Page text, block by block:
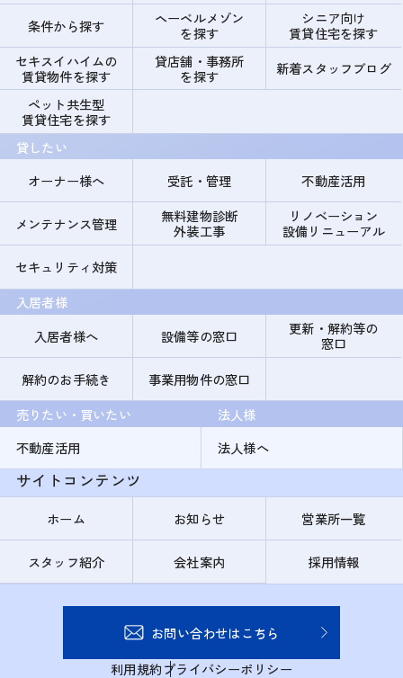
条件から探す
ヘーベルメゾン
を探す
シニア向け
賃貸住宅を探す
セキスイハイムの
賃貸物件を探す
貸店舗・事務所
を探す
新着スタッフブログ
ペット共生型
賃貸住宅を探す
貸したい
オーナー様へ
受託・管理 不動産活用
メンテナンス管理
無料建物診断
外装工事
リノベーション
設備リニューアル
セキュリティ対策
入居者様
入居者様へ
設備等の窓口
更新・解約等の
窓口
解約のお手続き
事業用物件の窓口
売りたい・買いたい
不動産活用
法人様
法人様へ
サイトコンテンツ
ホーム お知らせ 営業所一覧
スタッフ紹介 会社案内 採用情報
お問い合わせはこちら
利用規約プライバシーポリシー